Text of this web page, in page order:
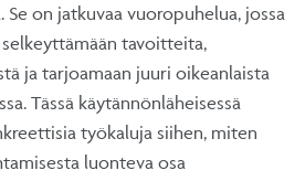
on jatkuvaa vuoropuhelua, jossa
tavoitteita,
ja tarjoamaan juuri oikeanlaista
Tässä käytännönläheisessä
työkaluja siihen, miten
luonteva osa